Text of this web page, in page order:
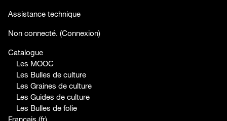
Assistance technique
facebook
twitter
youtube
Non connecté. (Connexion)
Catalogue
Les MOOC
Les Bulles de culture
Les Graines de culture
Les Guides de culture
Les Bulles de folie